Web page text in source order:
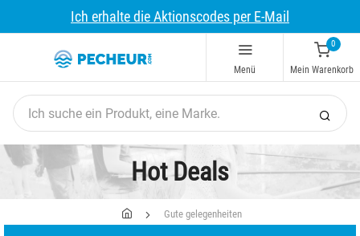
Ich erhalte die Aktionscodes per E-Mail
Menü
0
Mein Warenkorb
Hot Deals
Gute gelegenheiten